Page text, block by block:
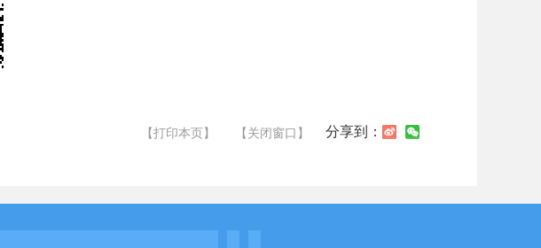
【打印本页】 【关闭窗口】 分享到：